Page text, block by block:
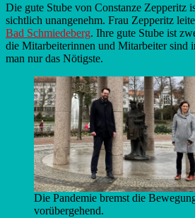
Die gute Stube von Constanze Zepperitz
sichtlich unangenehm. Frau Zepperitz
Bad Schmiedeberg. Ihre gute Stube ist
die Mitarbeiterinnen und Mitarbeiter sind
man nur das Nötigste.
Die Pandemie bremst die
vorübergehend.